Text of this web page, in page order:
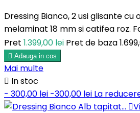
Dressing Bianco, 2 usi glisante cu
melaminat 18 mm si catifea roz.
Pret 1.399,00 lei Pret de baza
 Adauga in cos
Mai multe
 In stoc
- 300,00 lei -300,00 lei La
